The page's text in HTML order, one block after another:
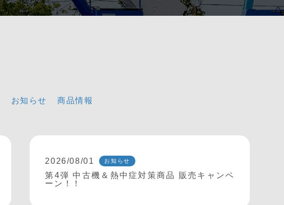
お知らせ 商品情報
2026/08/01 お知らせ
第4弾 中古機＆熱中症対策商品 販売キャンペ
ーン！！